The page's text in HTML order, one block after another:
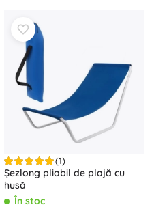
(1)
Șezlong pliabil de plajă cu
husă
În stoc